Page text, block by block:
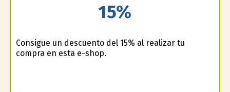
15%
Consigue un descuento del 15% al realizar tu
compra en esta e-shop.